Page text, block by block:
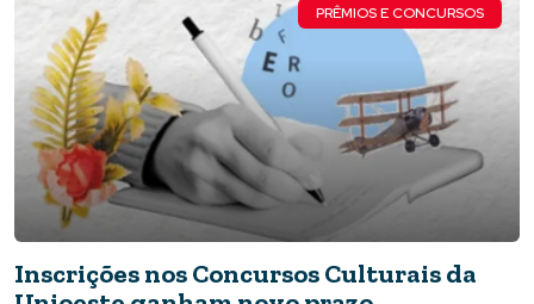
PRÊMIOS E CONCURSOS
Inscrições nos Concursos Culturais da